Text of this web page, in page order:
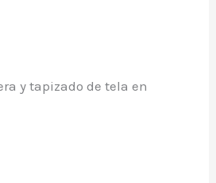
y tapizado de tela en